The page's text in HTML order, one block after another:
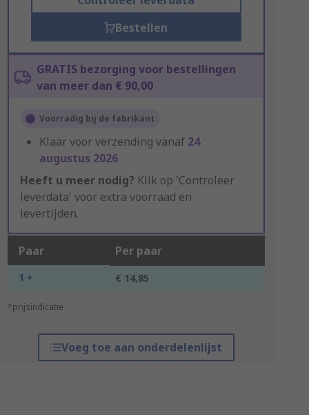
Bestellen
GRATIS bezorging voor bestellingen
van meer dan € 90,00
Voorradig bij de fabrikant
Klaar voor verzending vanaf 24
augustus 2026
Heeft u meer nodig? Klik op 'Controleer
leverdata' voor extra voorraad en
levertijden.
Paar Per paar
1 + € 14,85
*prijsindicatie
Voeg toe aan onderdelenlijst